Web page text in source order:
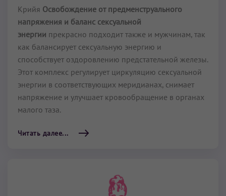
Крийя Освобождение от предменструального
напряжения и баланс сексуальной
энергии прекрасно подходит также и мужчинам, так
как балансирует сексуальную энергию и
способствует оздоровлению предста­тельной железы.
Этот комплекс регулирует циркуляцию сексуальной
энергии в соответствую­щих меридианах, снимает
напряжение и улучшает кровообра­щение в органах
малого таза.
Читать далее...